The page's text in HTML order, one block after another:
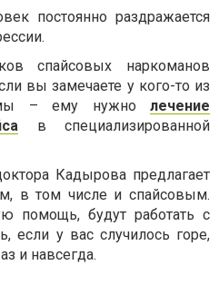
постоянно раздражается
спайсовых наркоманов
вы замечаете у кого-то из
– ему нужно лечение
в специализированной
Кадырова предлагает
в том числе и спайсовым.
помощь, будут работать с
если у вас случилось горе,
и навсегда.